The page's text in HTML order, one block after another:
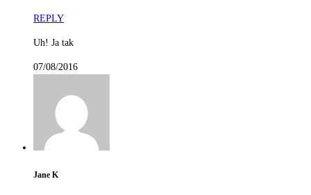
REPLY
Uh! Ja tak
07/08/2016
Jane K